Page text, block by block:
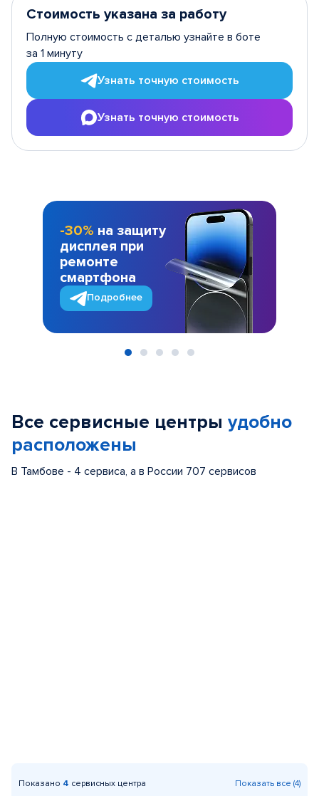
Стоимость указана за работу
Полную стоимость с деталью узнайте в боте
за 1 минуту
Узнать точную стоимость
Узнать точную стоимость
-30% на защиту
дисплея при
ремонте
смартфона
Подробнее
Все сервисные центры удобно
расположены
В Тамбове - 4 сервиса, а в России 707 сервисов
Показано 4 сервисных центра Показать все (4)